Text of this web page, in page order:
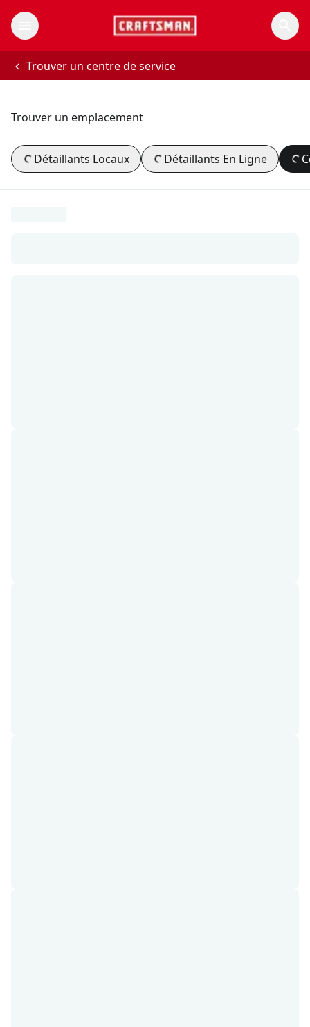
Trouver un centre de service
Trouver un emplacement
Détaillants Locaux Détaillants En Ligne